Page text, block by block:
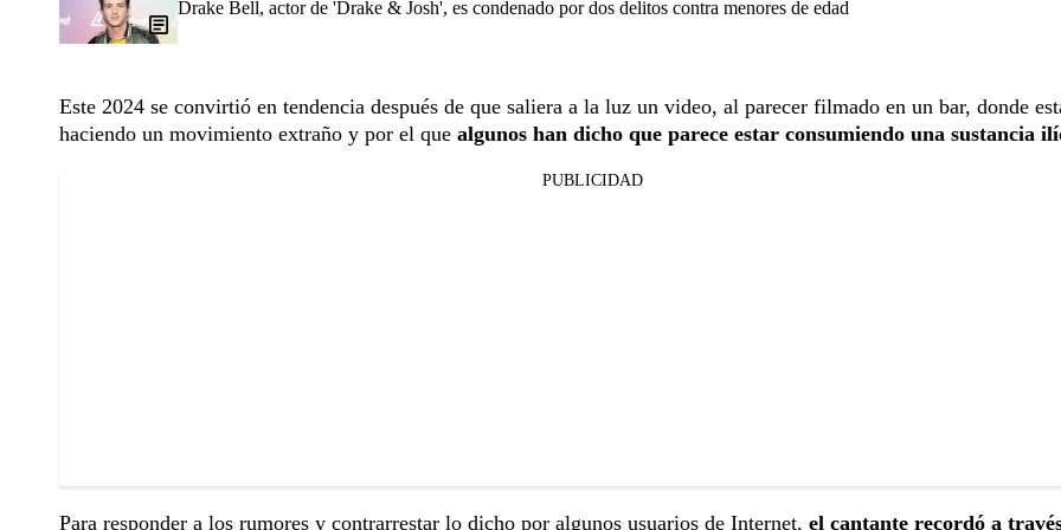
Drake Bell, actor de 'Drake & Josh', es condenado por dos delitos contra menores de edad
Este 2024 se convirtió en tendencia después de que saliera a la luz un video, al parecer filmado en un bar, donde
haciendo un movimiento extraño y por el que algunos han dicho que parece estar consumiendo una sustancia
PUBLICIDAD
Para responder a los rumores y contrarrestar lo dicho por algunos usuarios de Internet, el cantante recordó a